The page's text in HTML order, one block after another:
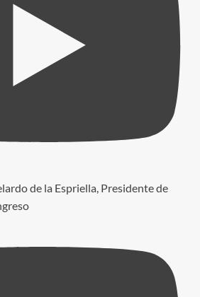
de la Espriella, Presidente de